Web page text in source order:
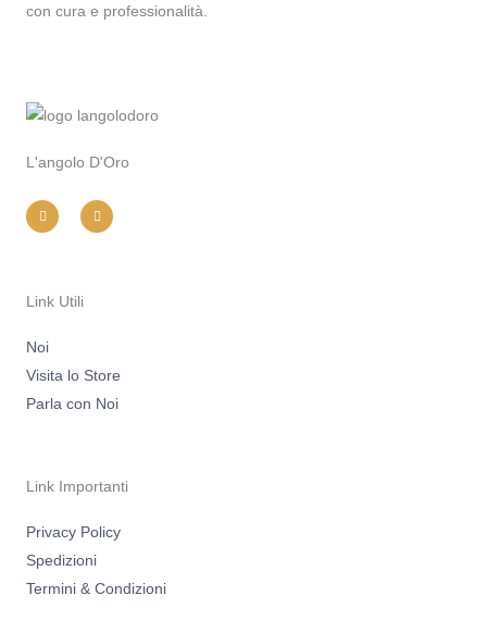
con cura e professionalità.
L'angolo D'Oro
s
t
m
c
e
Link Utili
Noi
Visita lo Store
Parla con Noi
Link Importanti
Privacy Policy
Spedizioni
Termini & Condizioni